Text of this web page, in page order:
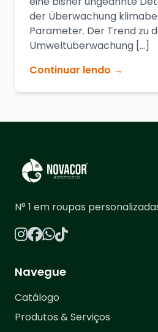
der Überwachung
Parameter. Der Trend zu
Umweltüberwachung […]
Continuar lendo →
N° 1 em roupas
Navegue
Catálogo
Produtos & Serviços